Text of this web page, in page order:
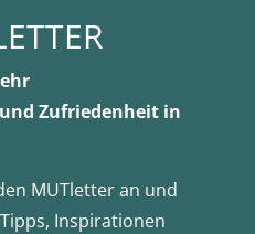
Zufriedenheit in
MUTletter an und
Inspirationen